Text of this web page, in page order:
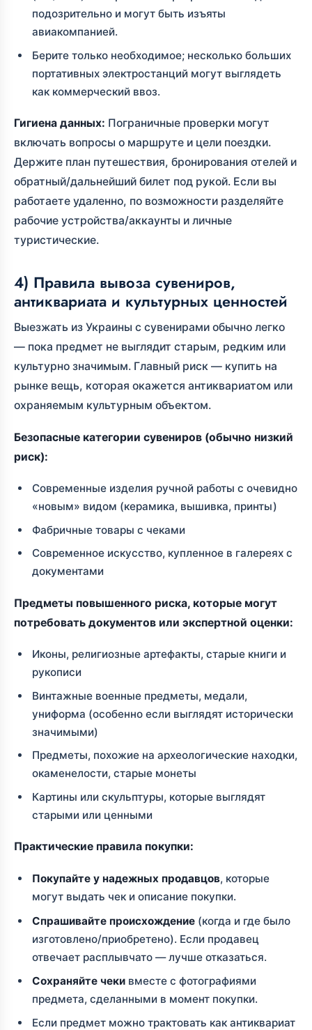
подозрительно и могут быть изъяты
авиакомпанией.
Берите только необходимое; несколько больших
портативных электростанций могут выглядеть
как коммерческий ввоз.
Гигиена данных: Пограничные проверки могут
включать вопросы о маршруте и цели поездки.
Держите план путешествия, бронирования отелей и
обратный/дальнейший билет под рукой. Если вы
работаете удаленно, по возможности разделяйте
рабочие устройства/аккаунты и личные
туристические.
4) Правила вывоза сувениров,
антиквариата и культурных ценностей
Выезжать из Украины с сувенирами обычно легко
— пока предмет не выглядит старым, редким или
культурно значимым. Главный риск — купить на
рынке вещь, которая окажется антиквариатом или
охраняемым культурным объектом.
Безопасные категории сувениров (обычно низкий
риск):
Современные изделия ручной работы с очевидно
«новым» видом (керамика, вышивка, принты)
Фабричные товары с чеками
Современное искусство, купленное в галереях с
документами
Предметы повышенного риска, которые могут
потребовать документов или экспертной оценки:
Иконы, религиозные артефакты, старые книги и
рукописи
Винтажные военные предметы, медали,
униформа (особенно если выглядят исторически
значимыми)
Предметы, похожие на археологические находки,
окаменелости, старые монеты
Картины или скульптуры, которые выглядят
старыми или ценными
Практические правила покупки:
Покупайте у надежных продавцов, которые
могут выдать чек и описание покупки.
Спрашивайте происхождение (когда и где было
изготовлено/приобретено). Если продавец
отвечает расплывчато — лучше отказаться.
Сохраняйте чеки вместе с фотографиями
предмета, сделанными в момент покупки.
Если предмет можно трактовать как антиквариат